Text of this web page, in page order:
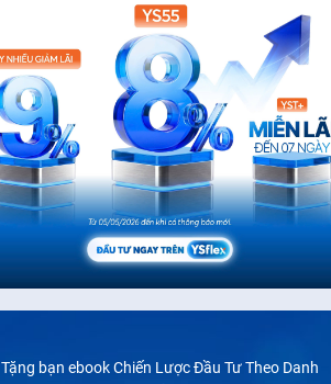
Tặng bạn ebook Chiến Lược Đầu Tư Theo Danh